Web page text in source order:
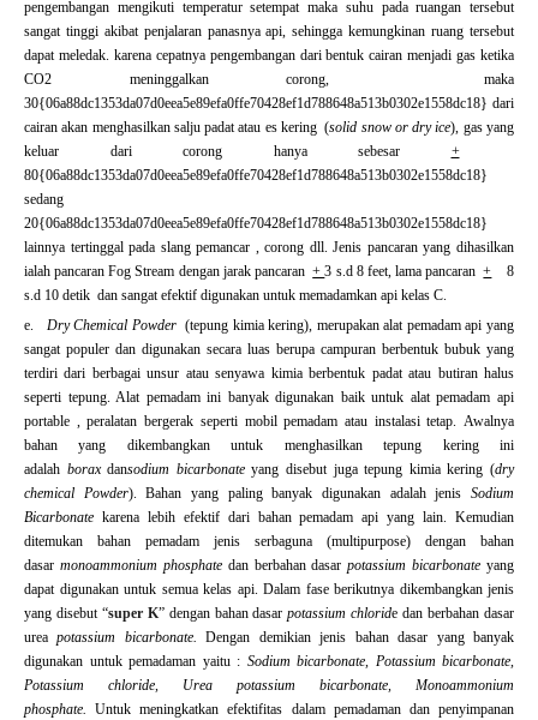
pengembangan mengikuti temperatur setempat maka suhu pada ruangan tersebut
sangat tinggi akibat penjalaran panasnya api, sehingga kemungkinan ruang tersebut
dapat meledak. karena cepatnya pengembangan dari bentuk cairan menjadi gas ketika
CO2 meninggalkan corong, maka
30{06a88dc1353da07d0eea5e89efa0ffe70428ef1d788648a513b0302e1558dc18} dari
cairan akan menghasilkan salju padat atau es kering (solid snow or dry ice), gas yang
keluar dari corong hanya sebesar +
80{06a88dc1353da07d0eea5e89efa0ffe70428ef1d788648a513b0302e1558dc18}
sedang
20{06a88dc1353da07d0eea5e89efa0ffe70428ef1d788648a513b0302e1558dc18}
lainnya tertinggal pada slang pemancar , corong dll. Jenis pancaran yang dihasilkan
ialah pancaran Fog Stream dengan jarak pancaran+3 s.d 8 feet, lama pancaran+ 8
s.d 10 detik dan sangat efektif digunakan untuk memadamkan api kelas C.
e. Dry Chemical Powder(tepung kimia kering), merupakan alat pemadam api yang
sangat populer dan digunakan secara luas berupa campuran berbentuk bubuk yang
terdiri dari berbagai unsur atau senyawa kimia berbentuk padat atau butiran halus
seperti tepung. Alat pemadam ini banyak digunakan baik untuk alat pemadam api
portable , peralatan bergerak seperti mobil pemadam atau instalasi tetap. Awalnya
bahan yang dikembangkan untuk menghasilkan tepung kering ini
adalah boraxdansodium bicarbonateyang disebut juga tepung kimia kering (dry
chemical Powder). Bahan yang paling banyak digunakan adalah jenisSodium
Bicarbonate karena lebih efektif dari bahan pemadam api yang lain. Kemudian
ditemukan bahan pemadam jenis serbaguna (multipurpose) dengan bahan
dasar monoammonium phosphatedan berbahan dasar potassium bicarbonate yang
dapat digunakan untuk semua kelas api. Dalam fase berikutnya dikembangkan jenis
yang disebut “super K” dengan bahan dasarpotassium chloride dan berbahan dasar
ureapotassium bicarbonate.Dengan demikian jenis bahan dasar yang banyak
digunakan untuk pemadaman yaitu : Sodium bicarbonate, Potassium bicarbonate,
Potassium chloride, Urea potassium bicarbonate, Monoammonium
phosphate. Untuk meningkatkan efektifitas dalam pemadaman dan penyimpanan